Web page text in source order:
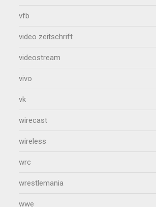
vfb
video zeitschrift
videostream
vivo
vk
wirecast
wireless
wrc
wrestlemania
wwe